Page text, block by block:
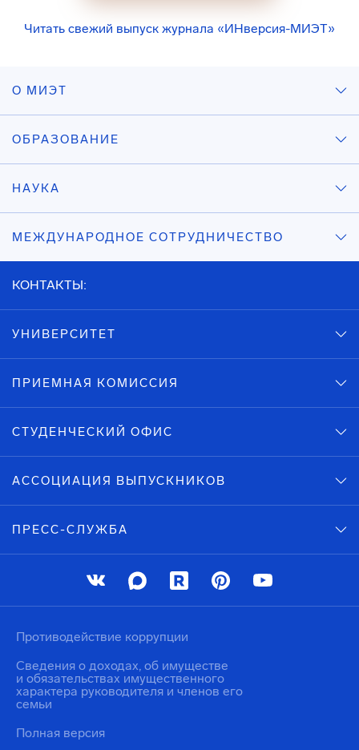
Читать свежий выпуск журнала «ИНверсия-МИЭТ»
О МИЭТ
ОБРАЗОВАНИЕ
НАУКА
МЕЖДУНАРОДНОЕ СОТРУДНИЧЕСТВО
КОНТАКТЫ:
УНИВЕРСИТЕТ
ПРИЕМНАЯ КОМИССИЯ
СТУДЕНЧЕСКИЙ ОФИС
АССОЦИАЦИЯ ВЫПУСКНИКОВ
ПРЕСС-СЛУЖБА
Противодействие коррупции
Сведения о доходах, об имуществе
и обязательствах имущественного
характера руководителя и членов его
семьи
Полная версия